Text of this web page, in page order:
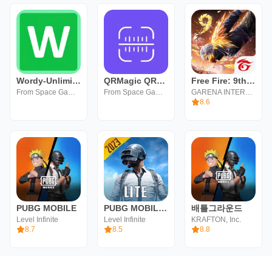
Wordy-Unlimited Daily Word
From Space Games
QRMagic QRCode Barcode Scanner
From Space Games
Free Fire: 9th Anniversary
GARENA INTERNATIONAL I
8.6
PUBG MOBILE
Level Infinite
8.7
PUBG MOBILE LITE
Level Infinite
8.5
배틀그라운드
KRAFTON, Inc.
8.8